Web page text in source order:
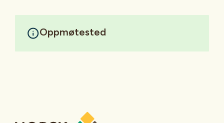
Oppmøtested